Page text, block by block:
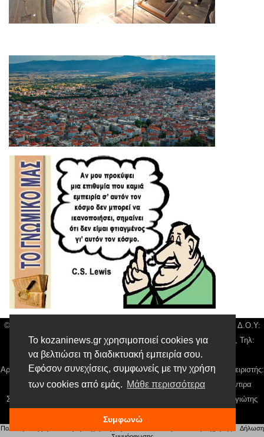
Το kozaninews.gr χρησιμοποιεί cookies για
να βελτιώσει τη διαδικτυακή εμπειρία σου.
Εφόσον συνεχίσεις, συμφωνείς με την χρήση
των cookies από εμάς. Μάθε περισσότερα
Συμφωνώ
© Kozani News| Διακριτικός Τίτλος: Orion Media, ΑΦΜ: 043750542, Δ.Ο.Υ:
Καρδίτσας, Υπο/μα Κοζάνης, Δ/νση: Χαρίση 31 τ.κ 50132 Κοζάνη, Τηλ:
24610 50900, email:news@kozaninews.gr
Αρ. Γεμή: 018804431000, Νόμιμος Εκπρόσωπος, Ιδιοκτήτης και Διαχειριστής:
Παναγιώτης Φιλίππου, Διευθύντρια: Γιαννουσά Βασιλική, Διευθύντιρα
Σύνταξης: Μπαλαμπάνη Βασιλική. Δικαιούχος domain name Παναγιώτης
Φιλίππου
Πολιτική απορρήτου
Δήλωση